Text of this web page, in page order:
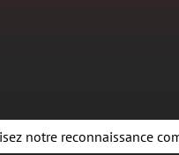
notre reconnaissance